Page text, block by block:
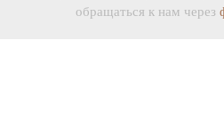
обращаться к нам через